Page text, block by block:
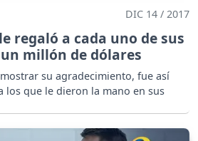
DIC 14 / 2017
regaló a cada uno de sus
millón de dólares
su agradecimiento, fue así
los que le dieron la mano en sus